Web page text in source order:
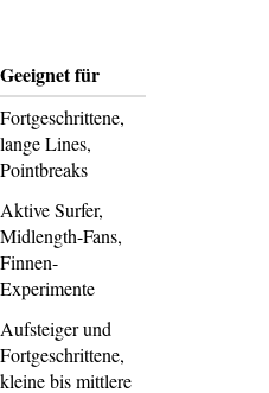
Geeignet für
Fortgeschrittene,
lange Lines,
Pointbreaks
Aktive Surfer,
Midlength-Fans,
Finnen-
Experimente
Aufsteiger und
Fortgeschrittene,
kleine bis mittlere